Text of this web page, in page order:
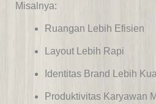
Misalnya:
Ruangan Lebih Efisien
Layout Lebih Rapi
Identitas Brand Lebih
Produktivitas Karyawan